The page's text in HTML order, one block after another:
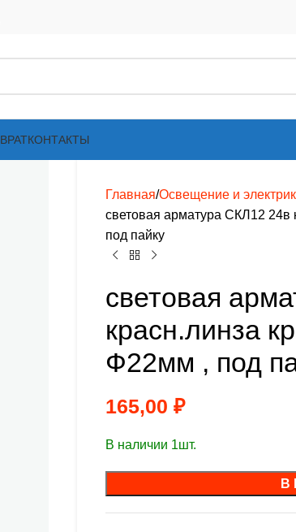
КОНТАКТЫ
Главная Освещение и
световая арматура СКЛ12 24в
под пайку
световая
красн.линза
Ф22мм , под
165,00 ₽
В наличии 1шт.
В